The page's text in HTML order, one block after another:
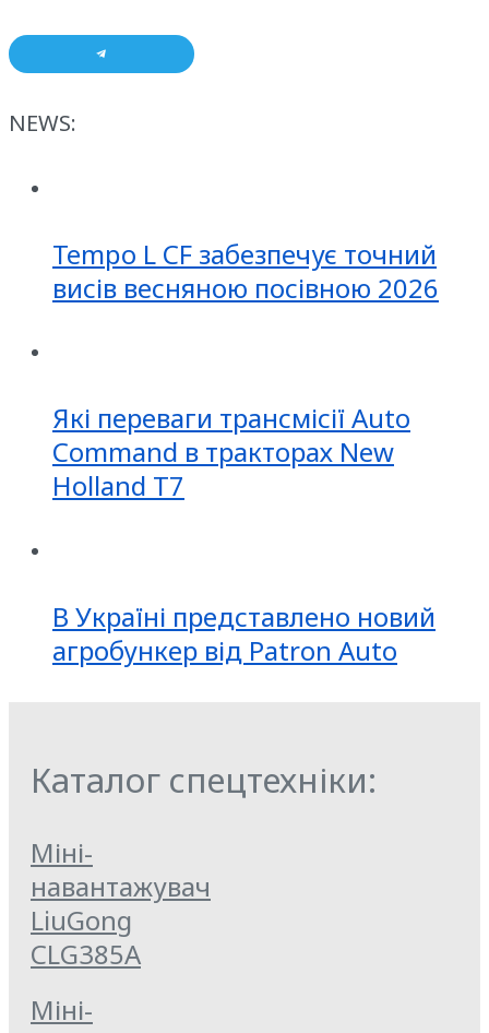
NEWS:
Tempo L CF забезпечує точний
висів весняною посівною 2026
Які переваги трансмісії Auto
Command в тракторах New
Holland T7
В Україні представлено новий
агробункер від Patron Auto
Каталог спецтехніки:
Міні-
навантажувач
LiuGong
CLG385A
Міні-